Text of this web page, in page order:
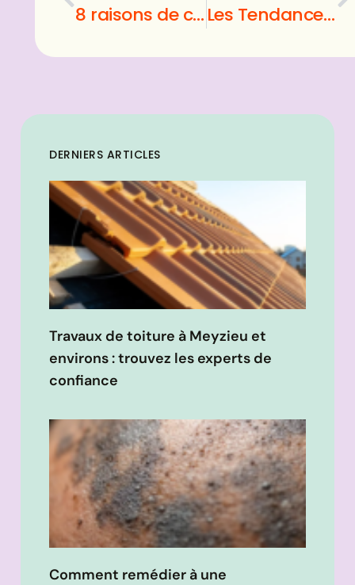
8 raisons de confier votre optimisation SEO à une agence spécialisée
Les Tendances Montres Hommes 2023 : Une sélection variée à tous les prix!
DERNIERS ARTICLES
Travaux de toiture à Meyzieu et
environs : trouvez les experts de
confiance
Comment remédier à une